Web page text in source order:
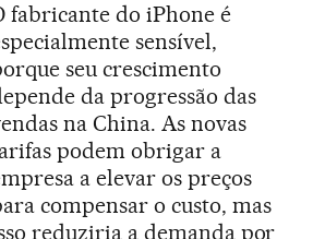
fabricante do iPhone é
sensível,
seu crescimento
da progressão das
na China. As novas
podem obrigar a
a elevar os preços
compensar o custo, mas
reduziria a demanda por